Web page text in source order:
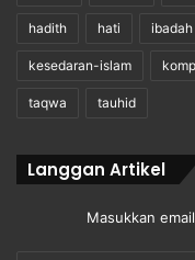
hadith hati ibadah
kesedaran-islam
taqwa tauhid
Langgan Artikel
Masukkan